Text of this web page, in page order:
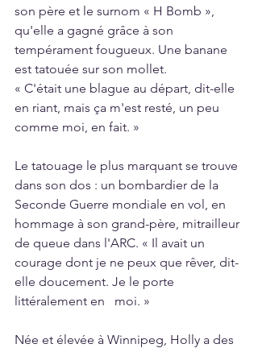
son père et le surnom « H Bomb »,
qu'elle a gagné grâce à son
tempérament fougueux. Une banane
est tatouée sur son mollet.
« C'était une blague au départ, dit-elle
en riant, mais ça m'est resté, un peu
comme moi, en fait. »
Le tatouage le plus marquant se trouve
dans son dos : un bombardier de la
Seconde Guerre mondiale en vol, en
hommage à son grand-père, mitrailleur
de queue dans l'ARC. « Il avait un
courage dont je ne peux que rêver, dit-
elle doucement. Je le porte
littéralement en   moi. »
Née et élevée à Winnipeg, Holly a des